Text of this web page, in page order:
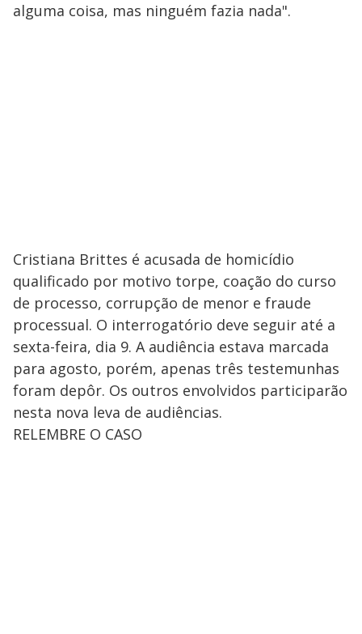
alguma coisa, mas ninguém fazia nada".
Cristiana Brittes é acusada de homicídio
qualificado por motivo torpe, coação do curso
de processo, corrupção de menor e fraude
processual. O interrogatório deve seguir até a
sexta-feira, dia 9. A audiência estava marcada
para agosto, porém, apenas três testemunhas
foram depôr. Os outros envolvidos participarão
nesta nova leva de audiências.
RELEMBRE O CASO